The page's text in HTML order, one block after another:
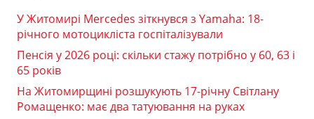
У Житомирі Mercedes зіткнувся з Yamaha: 18-
річного мотоцикліста госпіталізували
Пенсія у 2026 році: скільки стажу потрібно у 60, 63 і
65 років
На Житомирщині розшукують 17-річну Світлану
Ромащенко: має два татуювання на руках